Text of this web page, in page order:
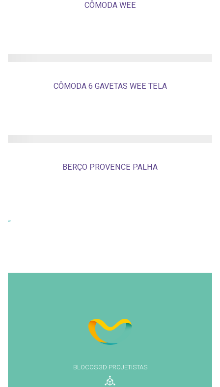
CÔMODA WEE
CÔMODA 6 GAVETAS WEE TELA
BERÇO PROVENCE PALHA
»
BLOCOS 3D PROJETISTAS